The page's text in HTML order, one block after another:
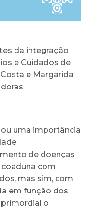
da integração
e Cuidados de
e Margarida
uma importância
de doenças
coaduna com
mas sim, com
em função dos
primordial o